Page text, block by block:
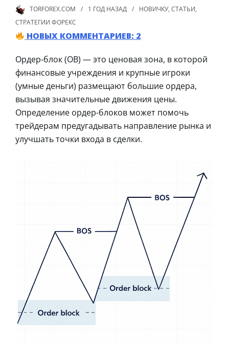
TORFOREX.COM 1 ГОД НАЗАД НОВИЧКУ, СТАТЬИ,
СТРАТЕГИИ ФОРЕКС
НОВЫХ КОММЕНТАРИЕВ: 2
Ордер-блок (OB) — это ценовая зона, в которой
финансовые учреждения и крупные игроки
(умные деньги) размещают большие ордера,
вызывая значительные движения цены.
Определение ордер-блоков может помочь
трейдерам предугадывать направление рынка и
улучшать точки входа в сделки.